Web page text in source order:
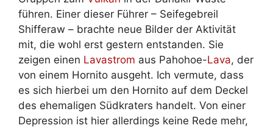
führen. Einer dieser Führer – Seifegebreil
Shifferaw – brachte neue Bilder der Aktivität
mit, die wohl erst gestern entstanden. Sie
zeigen einen Lavastrom aus Pahohoe-Lava, der
von einem Hornito ausgeht. Ich vermute, dass
es sich hierbei um den Hornito auf dem Deckel
des ehemaligen Südkraters handelt. Von einer
Depression ist hier allerdings keine Rede mehr,